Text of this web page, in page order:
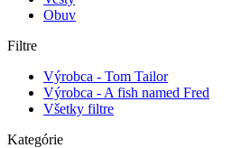
Obuv
Filtre
Výrobca - Tom Tailor
Výrobca - A fish named Fred
Všetky filtre
Kategórie